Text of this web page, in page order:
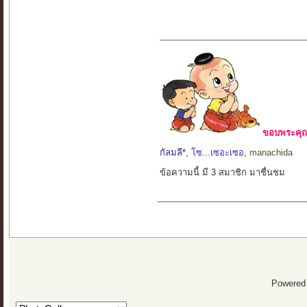
ขอบพระคุ
กัลมลี* ,โซ...เซอะเซอ ,manachida
ข้อความนี้ มี 3 สมาชิก มาชื่นชม